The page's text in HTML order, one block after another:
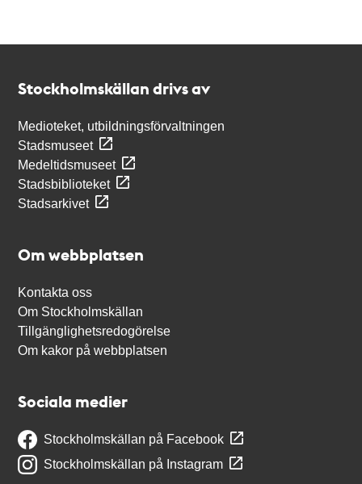
Stockholmskällan drivs av
Medioteket, utbildningsförvaltningen
Stadsmuseet
Medeltidsmuseet
Stadsbiblioteket
Stadsarkivet
Om webbplatsen
Kontakta oss
Om Stockholmskällan
Tillgänglighetsredogörelse
Om kakor på webbplatsen
Sociala medier
Stockholmskällan på Facebook
Stockholmskällan på Instagram